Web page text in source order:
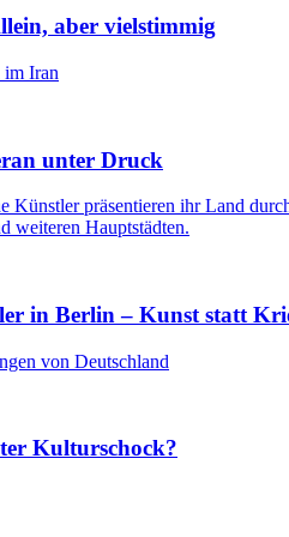
aber vielstimmig
unter Druck
in Berlin – Kunst statt
Kulturschock?